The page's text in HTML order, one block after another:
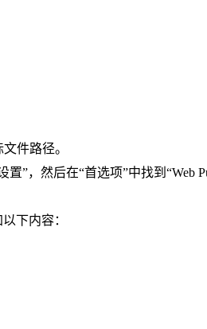
件路径。
置”，然后在“首选项”中找到“Web
下内容：